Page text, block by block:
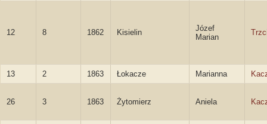
12 8 1862 Kisielin
Józef
Marian
13 2 1863 Łokacze Marianna
26 3 1863 Żytomierz Aniela